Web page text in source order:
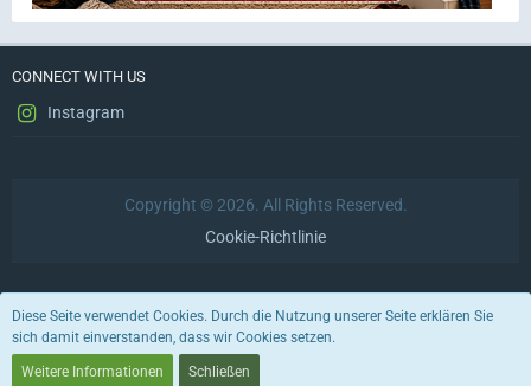
CONNECT WITH US
Instagram
Copyright © 2026. All Rights Reserved.
Cookie-Richtlinie
Datenschutzerklärung Impressum Nutzungsbedingungen
Stil von:
Community-Software:
Diese Seite verwendet Cookies. Durch die Nutzung unserer Seite erklären Sie
sich damit einverstanden, dass wir Cookies setzen.
Weitere Informationen Schließen